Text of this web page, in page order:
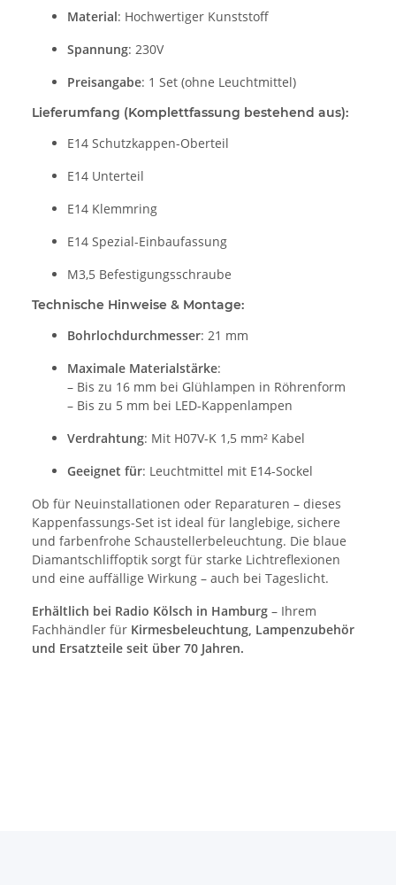
Material: Hochwertiger Kunststoff
Spannung: 230V
Preisangabe: 1 Set (ohne Leuchtmittel)
Lieferumfang (Komplettfassung bestehend aus):
E14 Schutzkappen-Oberteil
E14 Unterteil
E14 Klemmring
E14 Spezial-Einbaufassung
M3,5 Befestigungsschraube
Technische Hinweise & Montage:
Bohrlochdurchmesser: 21 mm
Maximale Materialstärke:
– Bis zu 16 mm bei Glühlampen in Röhrenform
– Bis zu 5 mm bei LED-Kappenlampen
Verdrahtung: Mit H07V-K 1,5 mm² Kabel
Geeignet für: Leuchtmittel mit E14-Sockel
Ob für Neuinstallationen oder Reparaturen – dieses
Kappenfassungs-Set ist ideal für langlebige, sichere
und farbenfrohe Schaustellerbeleuchtung. Die blaue
Diamantschliffoptik sorgt für starke Lichtreflexionen
und eine auffällige Wirkung – auch bei Tageslicht.
Erhältlich bei Radio Kölsch in Hamburg – Ihrem
Fachhändler für Kirmesbeleuchtung, Lampenzubehör
und Ersatzteile seit über 70 Jahren.